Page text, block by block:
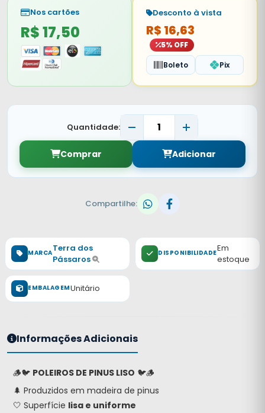
Nos cartões
R$ 17,50
Desconto à vista
R$ 16,63
5% OFF
Boleto
Pix
Quantidade:
Comprar Adicionar
Compartilhe:
MARCATerra dos
Pássaros
DISPONIBILIDADEEm
estoque
EMBALAGEMUnitário
Informações Adicionais
🪵🐦 POLEIROS DE PINUS LISO 🐦🪵
🌲 Produzidos em madeira de pinus
🤍 Superfície lisa e uniforme